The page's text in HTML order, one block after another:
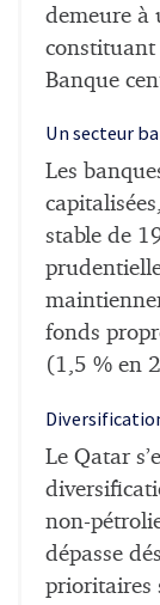
demeure à
constituant
Banque
Un secteur
Les
stable de
fonds
(1,5 % en
Le Qatar
non-
dépasse
prioritaires